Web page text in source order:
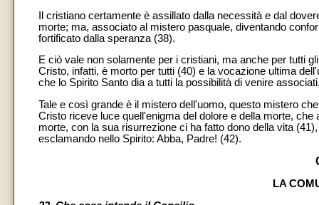
Il cristiano certamente è assillato dalla necessità e dal
morte; ma, associato al mistero pasquale, diventando
fortificato dalla speranza (38).
E ciò vale non solamente per i cristiani, ma anche per tutti
Cristo, infatti, è morto per tutti (40) e la vocazione ultima
che lo Spirito Santo dia a tutti la possibilità di venire
Tale e così grande è il mistero dell'uomo, questo mistero
Cristo riceve luce quell'enigma del dolore e della morte,
morte, con la sua risurrezione ci ha fatto dono della vita
esclamando nello Spirito: Abba, Padre! (42).
LA